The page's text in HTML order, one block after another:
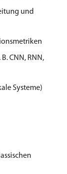
und
CNN, RNN,
Systeme)